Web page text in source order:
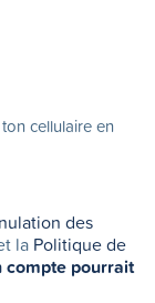
cellulaire en
des
la Politique de
compte pourrait